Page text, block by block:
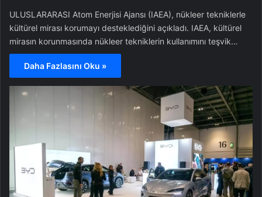
ULUSLARARASI Atom Enerjisi Ajansı (IAEA), nükleer tekniklerle
kültürel mirası korumayı desteklediğini açıkladı. IAEA, kültürel
mirasın korunmasında nükleer tekniklerin kullanımını teşvik…
Daha Fazlasını Oku »